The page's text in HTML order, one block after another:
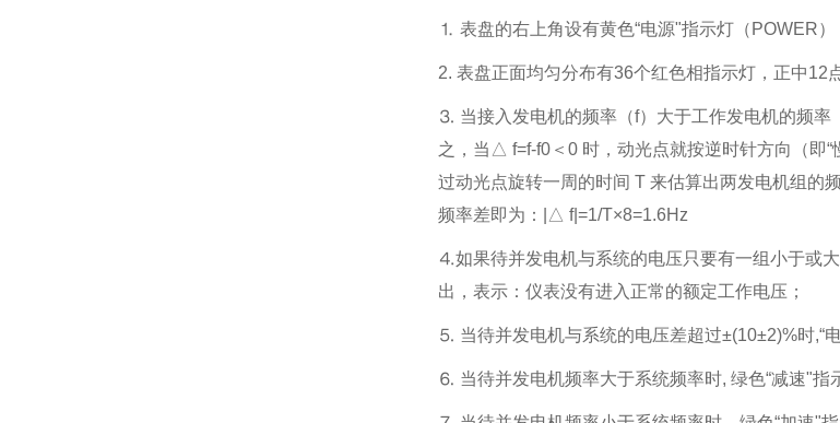
⒈ 表盘的右上角设有黄色“电源"指示灯（POWER）
2. 表盘正面均匀分布有36个红色相指示灯，正中12
⒊ 当接入发电机的频率（f）大于工作发电机的频率
之，当△ f=f-f0＜0 时，动光点就按逆时针方向（即
过动光点旋转一周的时间 T 来估算出两发电机组的
频率差即为：|△ f|=1/T×8=1.6Hz
⒋如果待并发电机与系统的电压只要有一组小于或
出，表示：仪表没有进入正常的额定工作电压；
⒌ 当待并发电机与系统的电压差超过±(10±2)%时,“
⒍ 当待并发电机频率大于系统频率时, 绿色“减速"指